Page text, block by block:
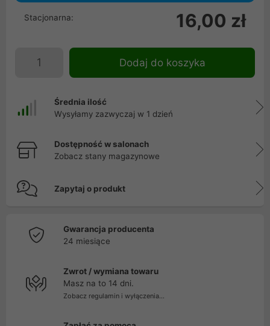
Stacjonarna: 16,00 zł
Dodaj do koszyka
Średnia ilość
Wysyłamy zazwyczaj w 1 dzień
Dostępność w salonach
Zobacz stany magazynowe
Zapytaj o produkt
Gwarancja producenta
24 miesiące
Zwrot / wymiana towaru
Masz na to 14 dni.
Zobacz regulamin i wyłączenia...